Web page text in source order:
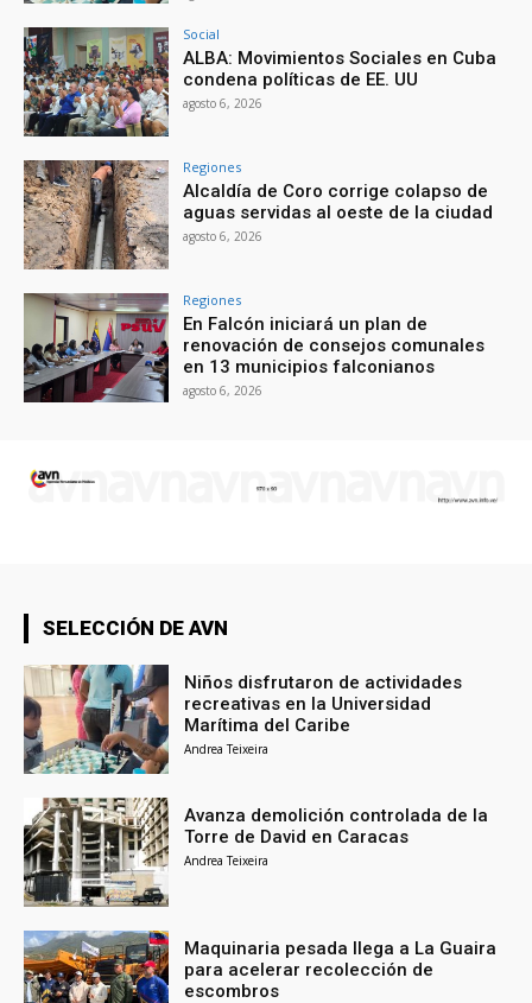
Social
ALBA: Movimientos Sociales en Cuba
condena políticas de EE. UU
agosto 6, 2026
Regiones
Alcaldía de Coro corrige colapso de
aguas servidas al oeste de la ciudad
agosto 6, 2026
Regiones
En Falcón iniciará un plan de
renovación de consejos comunales
en 13 municipios falconianos
agosto 6, 2026
SELECCIÓN DE AVN
Niños disfrutaron de actividades
recreativas en la Universidad
Marítima del Caribe
Andrea Teixeira
Avanza demolición controlada de la
Torre de David en Caracas
Andrea Teixeira
Maquinaria pesada llega a La Guaira
para acelerar recolección de
escombros